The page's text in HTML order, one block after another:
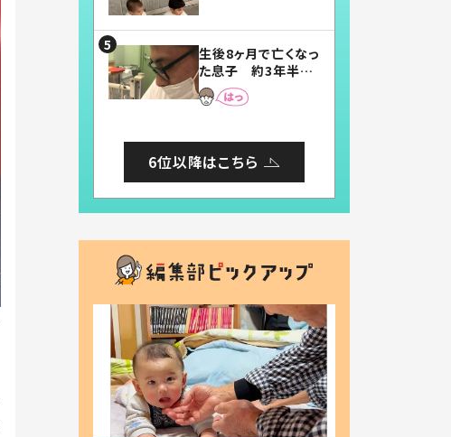
まらない」「幸せにな
れる」
生後8ヶ月で亡くなっ
た息子 約3年半
後、当時の妻の日記
に書いてあった本音
6位以降はこちら